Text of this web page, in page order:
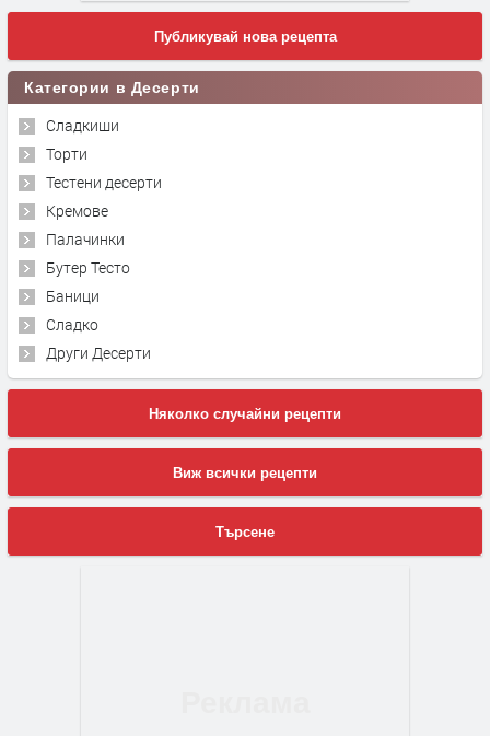
Публикувай нова рецепта
Категории в Десерти
Сладкиши
Торти
Тестени десерти
Кремове
Палачинки
Бутер Тесто
Баници
Сладко
Други Десерти
Няколко случайни рецепти
Виж всички рецепти
Търсене